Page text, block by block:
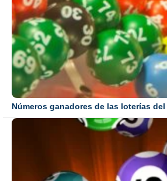
Números ganadores de las loterías